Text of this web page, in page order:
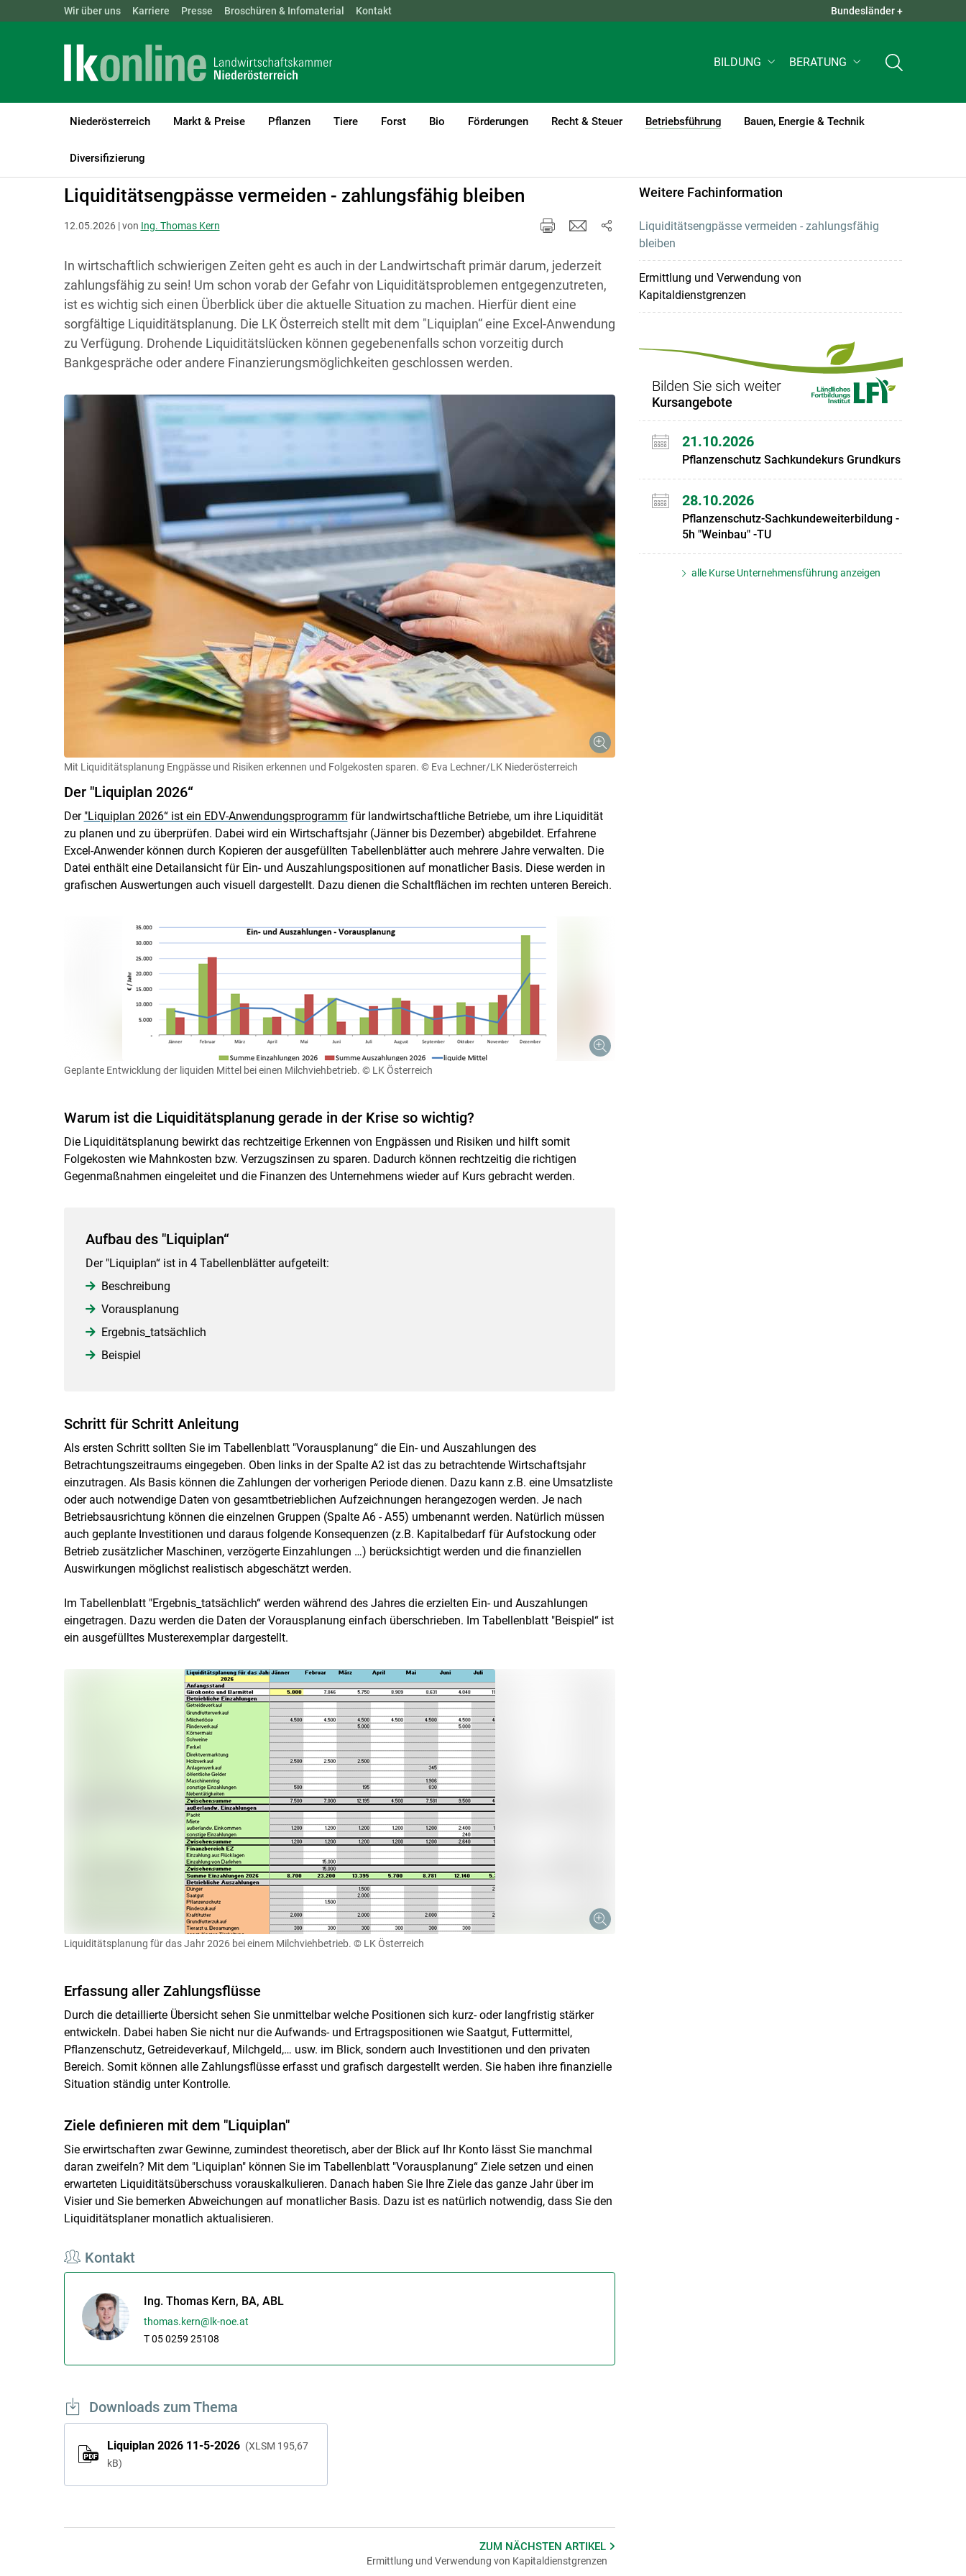
Skip to main content
Landwirtschaftskammern: ÖSTERREICH BGLD KTN NÖ OÖ SBG QUICK LINKS +
Wir über uns Karriere Presse Broschüren & Infomaterial Kontakt Bundesländer +
BILDUNG BERATUNG
Niederösterreich Markt & Preise Pflanzen Tiere Forst Bio Förderungen Recht & Steuer Betriebsführung
(current)1
Bauen, Energie & Technik
Diversifizierung
LK Niederösterreich
Liquiditätsengpässe vermeiden - zahlungsfähig bleiben
12.05.2026 | von Ing. Thomas Kern
In wirtschaftlich schwierigen Zeiten geht es auch in der Landwirtschaft primär darum, jederzeit
zahlungsfähig zu sein! Um schon vorab der Gefahr von Liquiditätsproblemen entgegenzutreten,
ist es wichtig sich einen Überblick über die aktuelle Situation zu machen. Hierfür dient eine
sorgfältige Liquiditätsplanung. Die LK Österreich stellt mit dem "Liquiplan“ eine Excel-Anwendung
zu Verfügung. Drohende Liquiditätslücken können gegebenenfalls schon vorzeitig durch
Bankgespräche oder andere Finanzierungsmöglichkeiten geschlossen werden.
Mit Liquiditätsplanung Engpässe und Risiken erkennen und Folgekosten sparen. © Eva Lechner/LK Niederösterreich
Der "Liquiplan 2026“
Der "Liquiplan 2026“ ist ein EDV-Anwendungsprogramm für landwirtschaftliche Betriebe, um ihre Liquidität
zu planen und zu überprüfen. Dabei wird ein Wirtschaftsjahr (Jänner bis Dezember) abgebildet. Erfahrene
Excel-Anwender können durch Kopieren der ausgefüllten Tabellenblätter auch mehrere Jahre verwalten. Die
Datei enthält eine Detailansicht für Ein- und Auszahlungspositionen auf monatlicher Basis. Diese werden in
grafischen Auswertungen auch visuell dargestellt. Dazu dienen die Schaltflächen im rechten unteren Bereich.
Geplante Entwicklung der liquiden Mittel bei einen Milchviehbetrieb. © LK Österreich
Warum ist die Liquiditätsplanung gerade in der Krise so wichtig?
Die Liquiditätsplanung bewirkt das rechtzeitige Erkennen von Engpässen und Risiken und hilft somit
Folgekosten wie Mahnkosten bzw. Verzugszinsen zu sparen. Dadurch können rechtzeitig die richtigen
Gegenmaßnahmen eingeleitet und die Finanzen des Unternehmens wieder auf Kurs gebracht werden.
Aufbau des "Liquiplan“
Der "Liquiplan“ ist in 4 Tabellenblätter aufgeteilt:
Beschreibung
Vorausplanung
Ergebnis_tatsächlich
Beispiel
Schritt für Schritt Anleitung
Als ersten Schritt sollten Sie im Tabellenblatt "Vorausplanung“ die Ein- und Auszahlungen des
Betrachtungszeitraums eingegeben. Oben links in der Spalte A2 ist das zu betrachtende Wirtschaftsjahr
einzutragen. Als Basis können die Zahlungen der vorherigen Periode dienen. Dazu kann z.B. eine Umsatzliste
oder auch notwendige Daten von gesamtbetrieblichen Aufzeichnungen herangezogen werden. Je nach
Betriebsausrichtung können die einzelnen Gruppen (Spalte A6 - A55) umbenannt werden. Natürlich müssen
auch geplante Investitionen und daraus folgende Konsequenzen (z.B. Kapitalbedarf für Aufstockung oder
Betrieb zusätzlicher Maschinen, verzögerte Einzahlungen …) berücksichtigt werden und die finanziellen
Auswirkungen möglichst realistisch abgeschätzt werden.
Im Tabellenblatt "Ergebnis_tatsächlich“ werden während des Jahres die erzielten Ein- und Auszahlungen
eingetragen. Dazu werden die Daten der Vorausplanung einfach überschrieben. Im Tabellenblatt "Beispiel“ ist
ein ausgefülltes Musterexemplar dargestellt.
Liquiditätsplanung für das Jahr 2026 bei einem Milchviehbetrieb. © LK Österreich
Erfassung aller Zahlungsflüsse
Durch die detaillierte Übersicht sehen Sie unmittelbar welche Positionen sich kurz- oder langfristig stärker
entwickeln. Dabei haben Sie nicht nur die Aufwands- und Ertragspositionen wie Saatgut, Futtermittel,
Pflanzenschutz, Getreideverkauf, Milchgeld,… usw. im Blick, sondern auch Investitionen und den privaten
Bereich. Somit können alle Zahlungsflüsse erfasst und grafisch dargestellt werden. Sie haben ihre finanzielle
Situation ständig unter Kontrolle.
Ziele definieren mit dem "Liquiplan"
Sie erwirtschaften zwar Gewinne, zumindest theoretisch, aber der Blick auf Ihr Konto lässt Sie manchmal
daran zweifeln? Mit dem "Liquiplan" können Sie im Tabellenblatt "Vorausplanung“ Ziele setzen und einen
erwarteten Liquiditätsüberschuss vorauskalkulieren. Danach haben Sie Ihre Ziele das ganze Jahr über im
Visier und Sie bemerken Abweichungen auf monatlicher Basis. Dazu ist es natürlich notwendig, dass Sie den
Liquiditätsplaner monatlich aktualisieren.
Kontakt
Ing. Thomas Kern, BA, ABL
thomas.kern@lk-noe.at
T 05 0259 25108
Downloads zum Thema
Liquiplan 2026 11-5-2026 XLSM 195,67
kB
ZUM NÄCHSTENARTIKEL
Ermittlung und Verwendung von Kapitaldienstgrenzen
Weitere Fachinformation
Liquiditätsengpässe vermeiden - zahlungsfähig
bleiben
Ermittlung und Verwendung von
Kapitaldienstgrenzen
Bilden Sie sich weiter
Kursangebote
21.10.2026
Pflanzenschutz Sachkundekurs Grundkurs
28.10.2026
Pflanzenschutz-Sachkundeweiterbildung -
5h "Weinbau" -TU
alle Kurse Unternehmensführung anzeigen